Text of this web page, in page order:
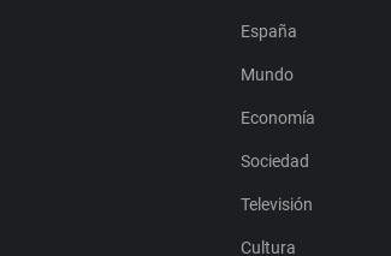
España
Mundo
Economía
Sociedad
Televisión
Cultura